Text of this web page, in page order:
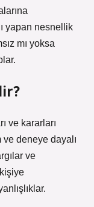
yapan nesnellik
mı yoksa
ve kararları
ve deneye dayalı
ve